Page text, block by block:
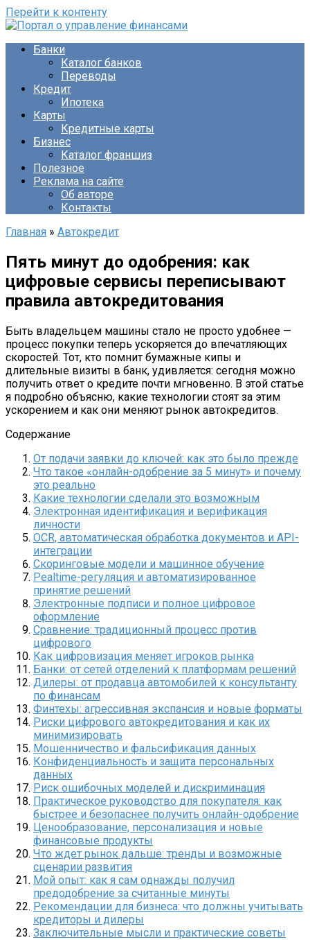
Перейти к контенту
Банки
Каталог банков
Переводы
Кредит
Ипотека
Карты
Кредитные карты
Бизнес
Каталог франшиз
Полезное
Реклама на сайте
Об авторе
Контакты
Главная » Автокредит
Пять минут до одобрения: как
цифровые сервисы переписывают
правила автокредитования
Быть владельцем машины стало не просто удобнее —
процесс покупки теперь ускоряется до впечатляющих
скоростей. Тот, кто помнит бумажные кипы и
длительные визиты в банк, удивляется: сегодня можно
получить ответ о кредите почти мгновенно. В этой статье
я подробно объясню, какие технологии стоят за этим
ускорением и как они меняют рынок автокредитов.
Содержание
От подачи заявки до ключей: как это было прежде
Что такое «онлайн-одобрение за 5 минут» и почему
это реально
Какие технологии сделали это возможным
Электронная идентификация и верификация
личности
OCR, автоматическая обработка документов и API-
интеграции
Скоринговые модели и машинное обучение
Реaltime-регуляция и автоматизированное
принятие решений
Электронные подписи и полное цифровое
оформление
Сравнение: традиционный процесс против
цифрового
Как цифровизация меняет игроков рынка
Банки: от сетей отделений к платформам решений
Дилеры: от продавца автомобилей к консультанту
по финансам
Финтехы: агрессивная экспансия и новые форматы
Риски цифрового автокредитования и как их
минимизировать
Мошенничество и фальсификация данных
Конфиденциальность и защита персональных
данных
Риск ошибочных моделей и дискриминация
Практическое руководство для покупателя: как
быстрее и безопаснее получить онлайн-одобрение
Ценообразование, персонализация и новые
финансовые продукты
Что ждет рынок дальше: тренды и возможные
сценарии развития
Мой опыт: как я сам однажды получил
предодобрение за считанные минуты
Рекомендации для бизнеса: что должны учитывать
кредиторы и дилеры
Заключительные мысли и практические советы